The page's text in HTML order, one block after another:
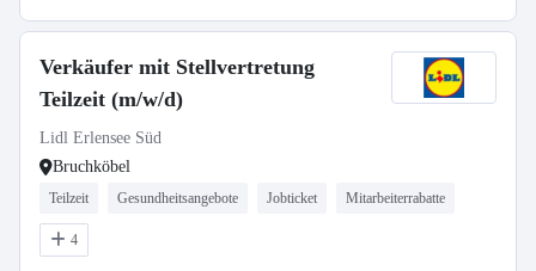
Verkäufer mit Stellvertretung
Teilzeit (m/w/d)
Lidl Erlensee Süd
Bruchköbel
Teilzeit Gesundheitsangebote Jobticket Mitarbeiterrabatte
4